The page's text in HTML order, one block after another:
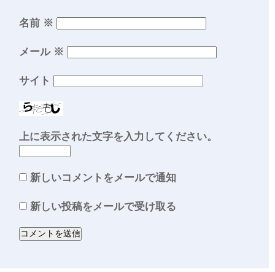
名前 ※
メール ※
サイト
上に表示された文字を入力してください。
新しいコメントをメールで通知
新しい投稿をメールで受け取る